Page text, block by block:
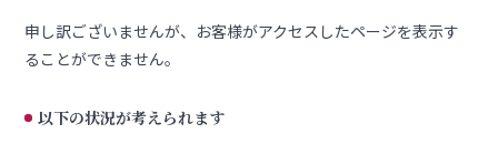
申し訳ございませんが、お客様がアクセスしたページを表示す
ることができません。
以下の状況が考えられます